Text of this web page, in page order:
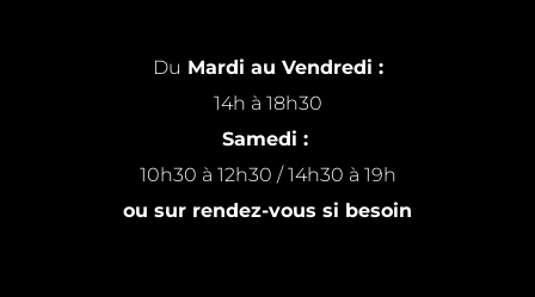
Du Mardi au Vendredi :
14h à 18h30
Samedi :
10h30 à 12h30 / 14h30 à 19h
ou sur rendez-vous si besoin